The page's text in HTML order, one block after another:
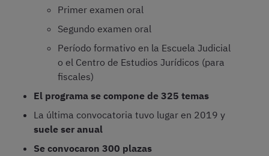
Primer examen oral
Segundo examen oral
Período formativo en la Escuela Judicial
o el Centro de Estudios Jurídicos (para
fiscales)
El programa se compone de 325 temas
La última convocatoria tuvo lugar en 2019 y
suele ser anual
Se convocaron 300 plazas